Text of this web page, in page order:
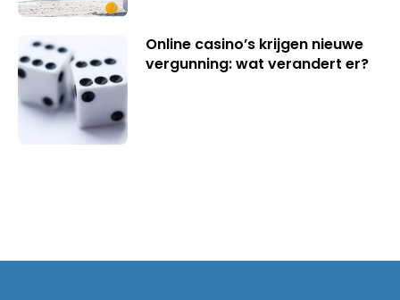
Online casino’s krijgen nieuwe
vergunning: wat verandert er?